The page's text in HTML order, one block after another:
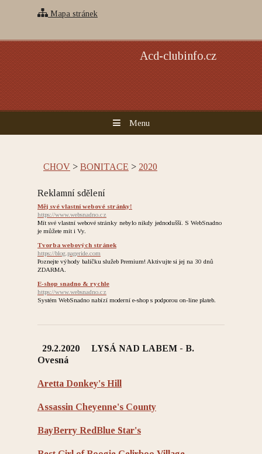
Mapa stránek
Acd-clubinfo.cz
Menu
CHOV > BONITACE > 2020
Reklamní sdělení
Měj své vlastní webové stránky!
https://www.websnadno.cz
Mít své vlastní webové stránky nebylo nikdy jednodušší. S WebSnadno
je můžete mít i Vy.
Tvorba webových stránek
https://blog.pageride.com
Poznejte výhody balíčku služeb Premium! Aktivujte si jej na 30 dnů
ZDARMA.
E-shop snadno & rychle
https://www.websnadno.cz
Systém WebSnadno nabízí moderní e-shop s podporou on-line plateb.
29.2.2020 LYSÁ NAD LABEM - B.
Ovesná
Aretta Donkey's Hill
Assassin Cheyenne's County
BayBerry RedBlue Star's